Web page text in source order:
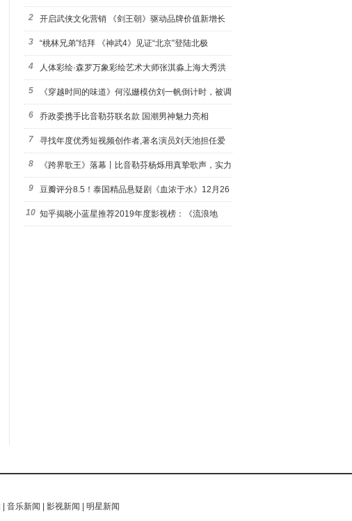
荒宇宙
2 开启武侠文化营销 《剑王朝》驱动品牌价值新增长
3 “桃林兄弟”结拜 《神武4》见证“北京”登陆北极
4 人体彩绘·森罗万象彩绘艺术大师张淇淼上海大秀洪
荒宇宙
5 《穿越时间的味道》何泓姗模仿刘一帆倒计时，被调
侃“学人
6 乔政委携手比音勒芬联名款 国潮男神魅力亮相
7 寻找年度优秀短视频创作者,著名演员刘天池担任爱
奇艺号"奇
8 《跨界歌王》落幕丨比音勒芬杨烁用真挚歌声，实力
圈粉!
9 豆瓣评分8.5！泰国精品悬疑剧《血浓于水》12月26
日西瓜视
10 知乎揭晓小蓝星推荐2019年度影视榜：《流浪地
音乐新闻 影视新闻
明星新闻